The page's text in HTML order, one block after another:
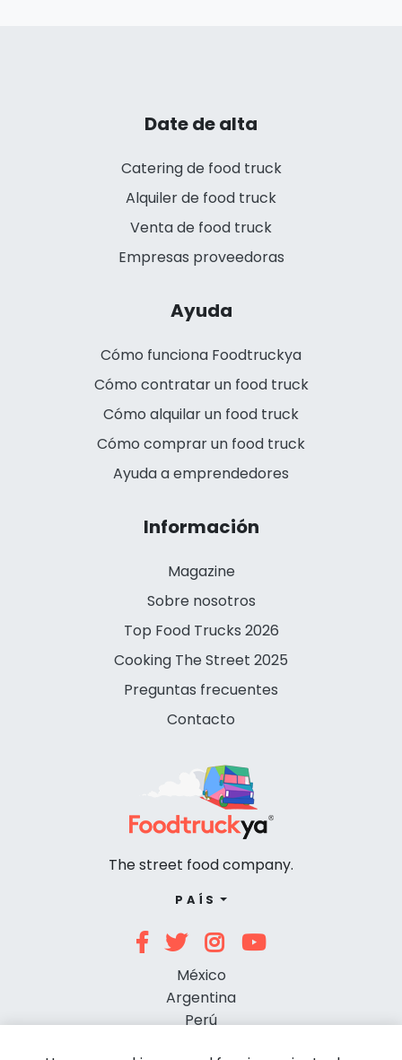
Date de alta
Catering de food truck
Alquiler de food truck
Venta de food truck
Empresas proveedoras
Ayuda
Cómo funciona Foodtruckya
Cómo contratar un food truck
Cómo alquilar un food truck
Cómo comprar un food truck
Ayuda a emprendedores
Información
Magazine
Sobre nosotros
Top Food Trucks 2026
Cooking The Street 2025
Preguntas frecuentes
Contacto
The street food company.
PAÍS
México
Argentina
Perú